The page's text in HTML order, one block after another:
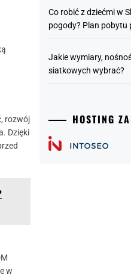
rozwój
Dzięki
w
Co robić z dziećmi w
pogody? Plan pobytu
Jakie wymiary,
siatkowych wybrać?
HOSTING